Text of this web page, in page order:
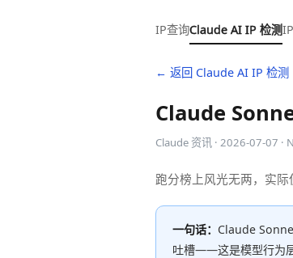
IP查询Claude AI IP 检测
← 返回 Claude AI IP 检测
Claude
Claude 资讯 · 2026-07-07 ·
跑分榜上风光无两，实
一句话： Claude
吐槽——这是模型行为